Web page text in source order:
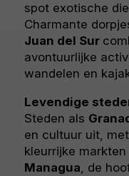
spot exotische
Charmante
Juan del Sur
avontuurlijke
wandelen en
Levendige
Steden als
en cultuur uit,
kleurrijke
Managua, de